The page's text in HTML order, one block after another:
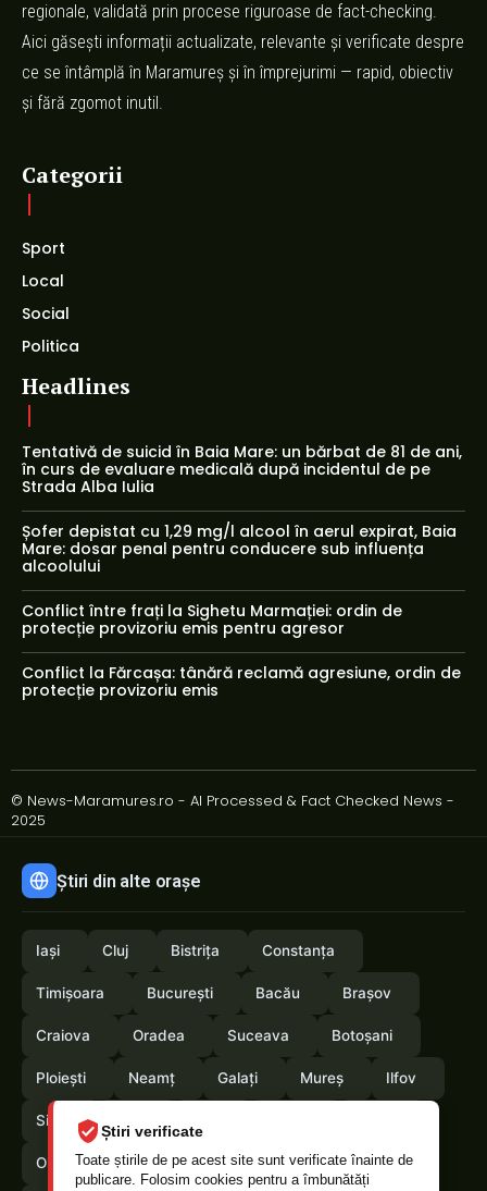
Știri verificate
Toate știrile de pe acest site sunt verificate înainte de
publicare. Folosim cookies pentru a îmbunătăți
regionale, validată prin procese riguroase de fact-checking.
Aici găsești informații actualizate, relevante și verificate despre
ce se întâmplă în Maramureș și în împrejurimi — rapid, obiectiv
și fără zgomot inutil.
Categorii
Sport
Local
Social
Politica
Headlines
Tentativă de suicid în Baia Mare: un bărbat de 81 de ani,
în curs de evaluare medicală după incidentul de pe
Strada Alba Iulia
Șofer depistat cu 1,29 mg/l alcool în aerul expirat, Baia
Mare: dosar penal pentru conducere sub influența
alcoolului
Conflict între frați la Sighetu Marmației: ordin de
protecție provizoriu emis pentru agresor
Conflict la Fărcașa: tânără reclamă agresiune, ordin de
protecție provizoriu emis
© News-Maramures.ro - AI Processed & Fact Checked News -
2025
Știri din alte orașe
Iași Cluj Bistrița Constanța
Timișoara București Bacău Brașov
Craiova Oradea Suceava Botoșani
Ploiești Neamț Galați Mureș Ilfov
Sibiu
Olt Arges Vrancea Satumare